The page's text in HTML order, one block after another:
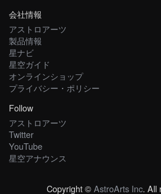
会社情報
アストロアーツ
製品情報
星ナビ
星空ガイド
オンラインショップ
プライバシー・ポリシー
Follow
アストロアーツ
Twitter
YouTube
星空アナウンス
Copyright ©AstroArts Inc. All